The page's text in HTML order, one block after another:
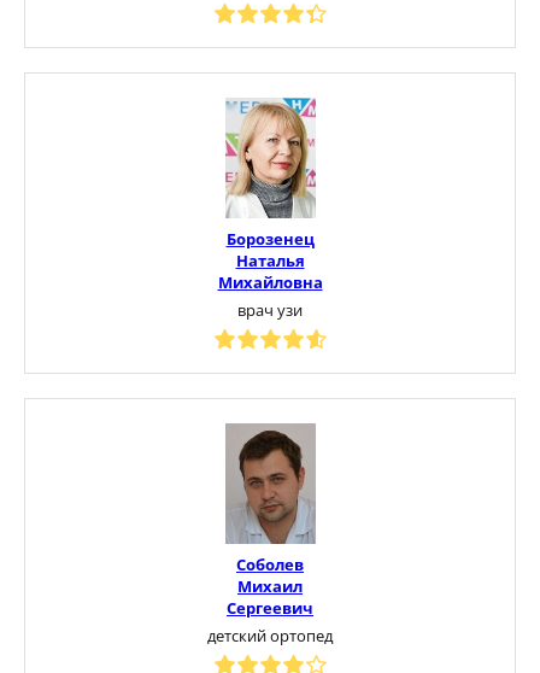
Борозенец
Наталья
Михайловна
врач узи
Соболев
Михаил
Сергеевич
детский ортопед